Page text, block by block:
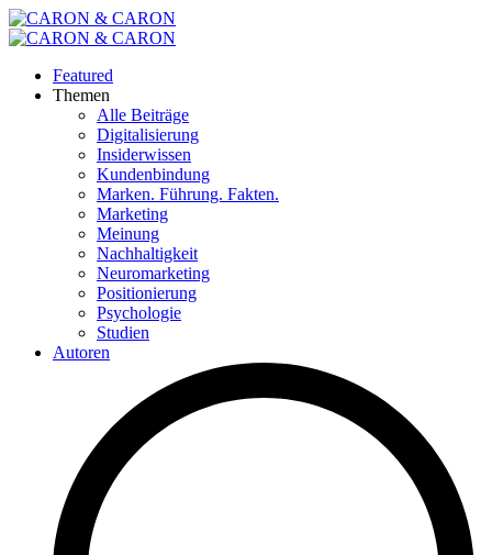
Featured
Themen
Alle Beiträge
Digitalisierung
Insiderwissen
Kundenbindung
Marken. Führung. Fakten.
Marketing
Meinung
Nachhaltigkeit
Neuromarketing
Positionierung
Psychologie
Studien
Autoren